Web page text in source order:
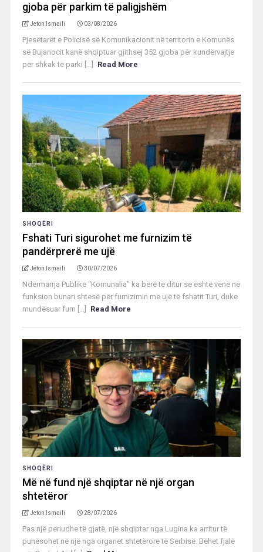
gjoba për parkim të paligjshëm
Jeton Ismaili 03/08/2026
Pjesëtarët e Policisë së Komunikacionit në territorin e Komunës
së Bujanocit kanë shqiptuar gjithsej 352 gjoba për kundërvajtje
për shkak të parki [...]
Read More
SHOQËRI
Fshati Turi sigurohet me furnizim të
pandërprerë me ujë
Jeton Ismaili 30/07/2026
Ndërmarrja Publike “Komunalia” ka bërë të ditur se është vënë në
funksion bunari shtesë për furnizimin me ujë të fshatit Turi, duke
mundësuar furn [...]
Read More
SHOQËRI
Më në fund një shqiptar në një organ
shtetëror
Jeton Ismaili 28/07/2026
Pas një periudhe të gjatë, një shqiptar nga Lugina ka arritur të
punësohet në një nga organet shtetërore të Serbisë. Bëhet fjalë